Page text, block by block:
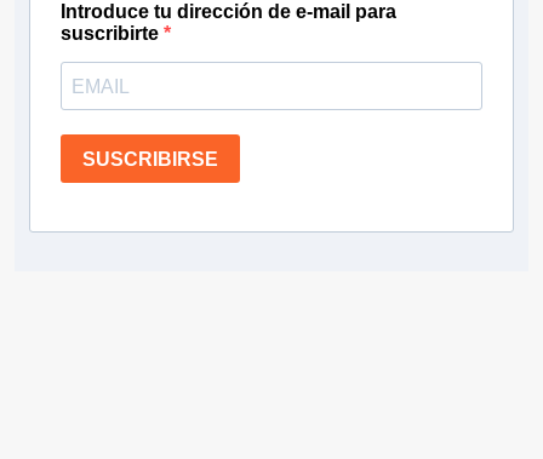
Introduce tu dirección de e-mail para
suscribirte
SUSCRIBIRSE